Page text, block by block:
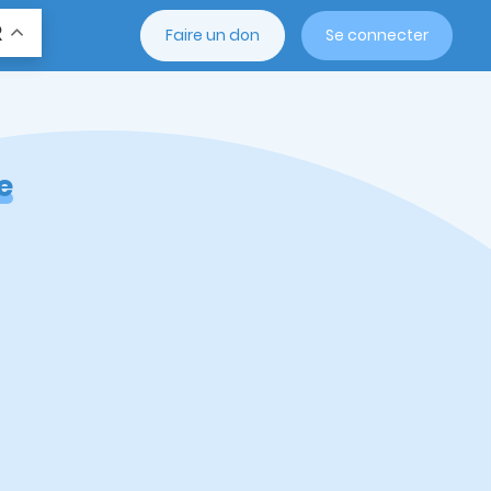
Faire un don Se connecter